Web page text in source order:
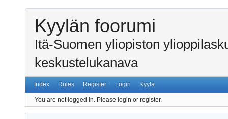
Kyylän foorumi
Itä-Suomen yliopiston
keskustelukanava
Index Rules Register Login Kyylä
You are not logged in. Please login or register.